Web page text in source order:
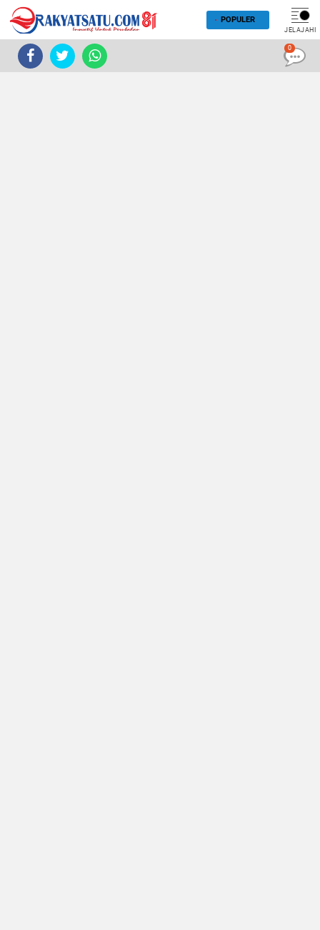
POPULER
JELAJAHI
0